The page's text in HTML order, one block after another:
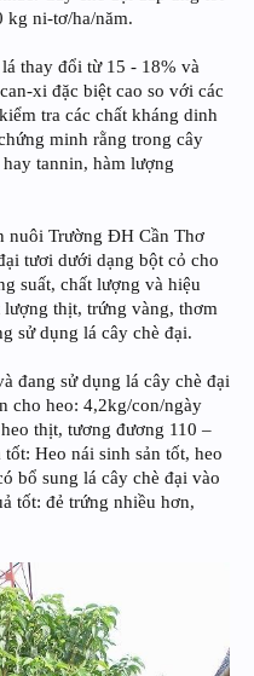
kg ni-tơ/ha/năm.
thay đổi từ 15 - 18% và
xi đặc biệt cao so với các
tra các chất kháng dinh
minh rằng trong cây
tannin, hàm lượng
nuôi Trường ĐH Cần Thơ
tươi dưới dạng bột cỏ cho
suất, chất lượng và hiệu
thịt, trứng vàng, thơm
sử dụng lá cây chè đại.
đang sử dụng lá cây chè đại
cho heo: 4,2kg/con/ngày
thịt, tương đương 110 –
Heo nái sinh sản tốt, heo
bổ sung lá cây chè đại vào
tốt: đẻ trứng nhiều hơn,